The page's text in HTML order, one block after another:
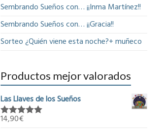
Sembrando Sueños con… ¡¡Inma Martínez!!
Sembrando Sueños con… ¡¡Gracia!!
Sorteo ¿Quién viene esta noche?+ muñeco
Productos mejor valorados
Las Llaves de los Sueños
Valorado en
14,90€